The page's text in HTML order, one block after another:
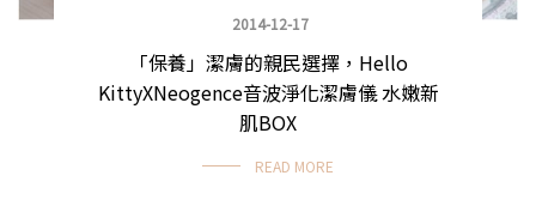
2014-12-17
「保養」潔膚的親民選擇，Hello
KittyXNeogence音波淨化潔膚儀 水嫩新
肌BOX
READ MORE